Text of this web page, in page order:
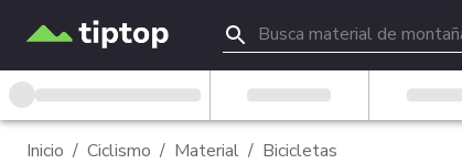
Inicio / Ciclismo / Material / Bicicletas